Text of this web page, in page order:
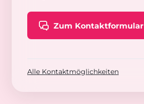
Zum Kontaktformular
Alle Kontaktmöglichkeiten